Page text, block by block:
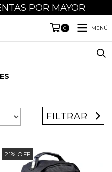
POR MAYOR
0 MENÚ
FILTRAR
21% OFF